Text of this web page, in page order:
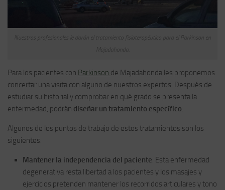
Nuestros profesionales le darán el tratamiento fisioterapéutico para el Parkinson en
Majadahonda.
Para los pacientes con Parkinson de Majadahonda les proponemos
concertar una visita con alguno de nuestros expertos. Después de
estudiar su historial y comprobar en qué grado se presenta la
enfermedad, podrán diseñar un tratamiento específico.
Algunos de los puntos de trabajo de estos tratamientos son los
siguientes:
Mantener la independencia del paciente. Esta enfermedad
degenerativa resta libertad a los pacientes y los masajes y
ejercicios pretenden mantener los recorridos articulares y tono